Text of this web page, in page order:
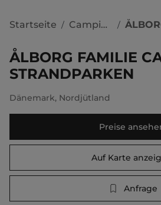
Startseite / Campingplätze /
ÅLBORG FAMILIE
STRANDPARKEN
Dänemark, Nordjütland
Preise
Auf Karte
Anfrage